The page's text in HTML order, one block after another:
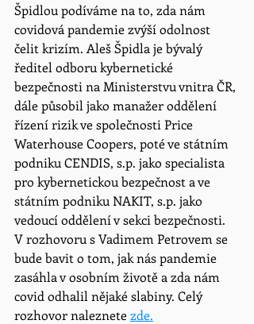
Špidlou podíváme na to, zda nám
covidová pandemie zvýší odolnost
čelit krizím. Aleš Špidla je bývalý
ředitel odboru kybernetické
bezpečnosti na Ministerstvu vnitra ČR,
dále působil jako manažer oddělení
řízení rizik ve společnosti Price
Waterhouse Coopers, poté ve státním
podniku CENDIS, s.p. jako specialista
pro kybernetickou bezpečnost a ve
státním podniku NAKIT, s.p. jako
vedoucí oddělení v sekci bezpečnosti.
V rozhovoru s Vadimem Petrovem se
bude bavit o tom, jak nás pandemie
zasáhla v osobním životě a zda nám
covid odhalil nějaké slabiny. Celý
rozhovor naleznete zde.